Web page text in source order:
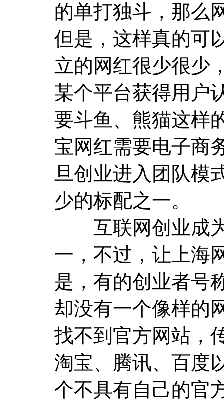
的单打独斗，那么
但是，这样真的可
立的网红很少很少
某个平台获得用户
要斗鱼、熊猫这样
宝网红需要电子商
旦创业进入团队模
少的标配之一。
互联网创业成为
一，不过，让上海
是，有的创业者号
却没有一个像样的
找不到官方网站，
淘宝、腾讯、百度
个不具有自己的官